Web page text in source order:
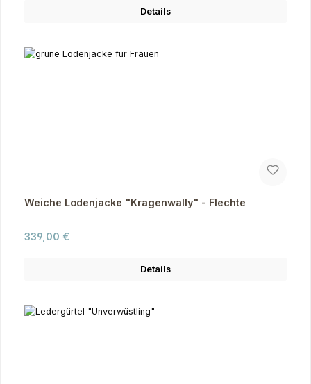
Details
Weiche Lodenjacke "Kragenwally" - Flechte
Regulärer Preis:
339,00 €
Details